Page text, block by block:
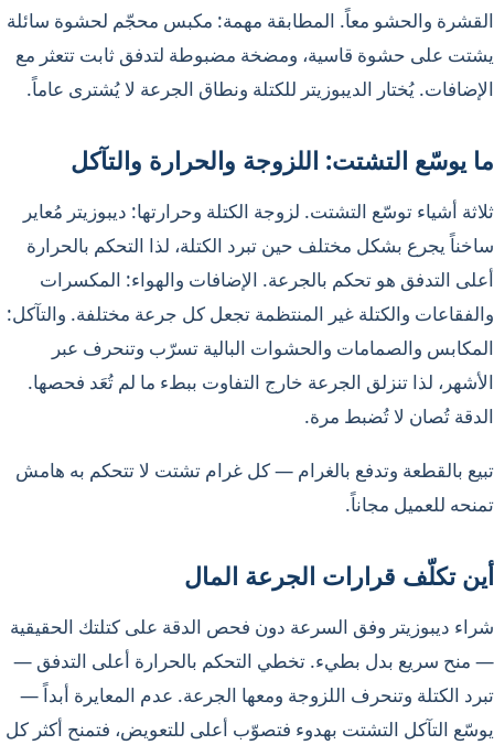
القشرة والحشو معاً. المطابقة مهمة: مكبس محجّم لحشوة سائلة
يشتت على حشوة قاسية، ومضخة مضبوطة لتدفق ثابت تتعثر مع
الإضافات. يُختار الديبوزيتر للكتلة ونطاق الجرعة لا يُشترى عاماً.
ما يوسّع التشتت: اللزوجة والحرارة والتآكل
ثلاثة أشياء توسّع التشتت. لزوجة الكتلة وحرارتها: ديبوزيتر مُعاير
ساخناً يجرع بشكل مختلف حين تبرد الكتلة، لذا التحكم بالحرارة
أعلى التدفق هو تحكم بالجرعة. الإضافات والهواء: المكسرات
والفقاعات والكتلة غير المنتظمة تجعل كل جرعة مختلفة. والتآكل:
المكابس والصمامات والحشوات البالية تسرّب وتنحرف عبر
الأشهر، لذا تنزلق الجرعة خارج التفاوت ببطء ما لم تُعَد فحصها.
الدقة تُصان لا تُضبط مرة.
تبيع بالقطعة وتدفع بالغرام — كل غرام تشتت لا تتحكم به هامش
تمنحه للعميل مجاناً.
أين تكلّف قرارات الجرعة المال
شراء ديبوزيتر وفق السرعة دون فحص الدقة على كتلتك الحقيقية
— منح سريع بدل بطيء. تخطي التحكم بالحرارة أعلى التدفق —
تبرد الكتلة وتنحرف اللزوجة ومعها الجرعة. عدم المعايرة أبداً —
يوسّع التآكل التشتت بهدوء فتصوّب أعلى للتعويض، فتمنح أكثر كل